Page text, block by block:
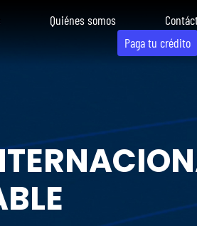
Quiénes somos
Paga tu crédito